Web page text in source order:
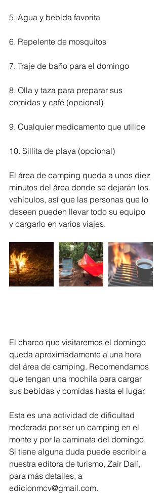
5. Agua y bebida favorita
6. Repelente de mosquitos
7. Traje de baño para el domingo
8. Olla y taza para preparar sus
comidas y café (opcional)
9. Cualquier medicamento que utilice
10. Sillita de playa (opcional)
El área de camping queda a unos diez
minutos del área donde se dejarán los
vehículos, así que las personas que lo
deseen pueden llevar todo su equipo
y cargarlo en varios viajes.
El charco que visitaremos el domingo
queda aproximadamente a una hora
del área de camping. Recomendamos
que tengan una mochila para cargar
sus bebidas y comidas hasta el lugar.
Esta es una actividad de dificultad
moderada por ser un camping en el
monte y por la caminata del domingo.
Si tiene alguna duda puede escribir a
nuestra editora de turismo, Zair Dalí,
para más detalles, a
edicionmcv@gmail.com.